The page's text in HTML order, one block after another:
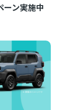
ーン実施中